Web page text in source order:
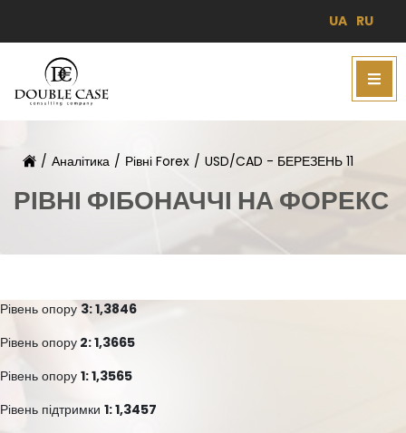
UA RU
/ Аналітика / Рівні Forex / USD/CAD - БЕРЕЗЕНЬ 11
РІВНІ ФІБОНАЧЧІ НА ФОРЕКС
Рівень опору 3: 1,3846
Рівень опору 2: 1,3665
Рівень опору 1: 1,3565
Рівень підтримки 1: 1,3457